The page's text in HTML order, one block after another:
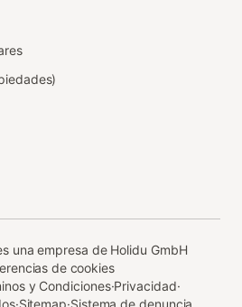
una empresa de Holidu GmbH
de cookies
y Condiciones·Privacidad·
·Sitemap·Sistema de denuncia